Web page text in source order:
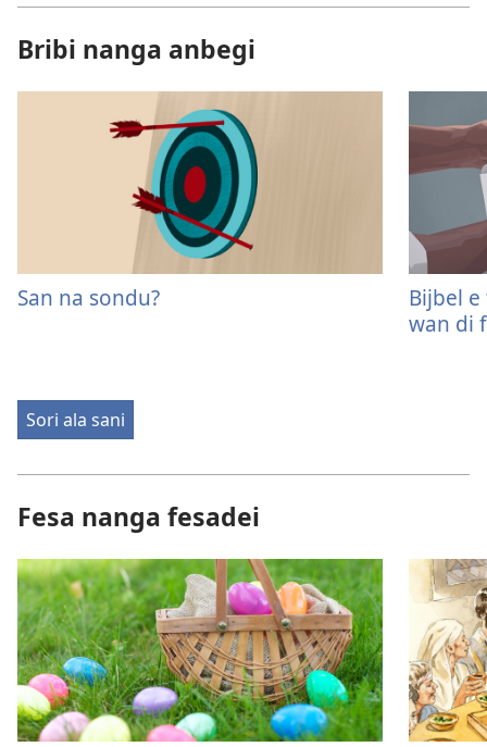
Bribi nanga anbegi
San na sondu?
Bijbel
wan di
Sori ala sani
Fesa nanga fesadei